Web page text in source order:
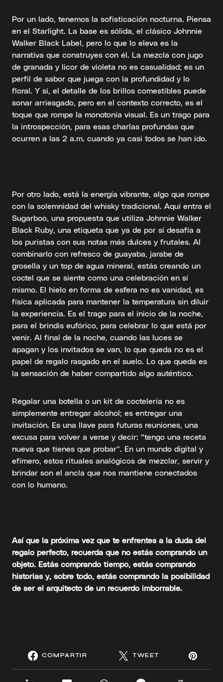
Por un lado, tenemos la sofisticación nocturna. Piensa
en el Starlight. La base es sólida, el clásico Johnnie
Walker Black Label, pero lo que lo eleva es la
narrativa que construyes con él. La mezcla con jugo
de granada y licor de violeta no es casualidad; es un
perfil de sabor que juega con la profundidad y lo
floral. Y sí, el detalle de los brillos comestibles puede
sonar arriesgado, pero en el contexto correcto, es el
toque que rompe la monotonía visual. Es un trago para
la introspección, para esas charlas profundas que
ocurren a las 2 a.m. cuando ya casi todos se han ido.
Por otro lado, está la energía vibrante, algo que rompe
con la solemnidad del whisky tradicional. Aquí entra el
Sugarboo, una propuesta que utiliza Johnnie Walker
Black Ruby, una etiqueta que ya de por sí desafía a
los puristas con sus notas más dulces y frutales. Al
combinarlo con refresco de guayaba, jarabe de
grosella y un top de agua mineral, estás creando un
coctel que se siente como una celebración en sí
mismo. El hielo en forma de esfera no es vanidad, es
física aplicada para mantener la temperatura sin diluir
la experiencia. Es el trago para el inicio de la noche,
para el brindis eufórico, para celebrar lo que está por
venir. Al final de la noche, cuando las luces se
apagan y los invitados se van, lo que queda no es el
papel de regalo rasgado en el suelo. Lo que queda es
la sensación de haber compartido algo auténtico.
Regalar una botella o un kit de coctelería no es
simplemente entregar alcohol; es entregar una
invitación. Es una llave para futuras reuniones, una
excusa para volver a verse y decir: “tengo una receta
nueva que tienes que probar”. En un mundo digital y
efímero, estos rituales analógicos de mezclar, servir y
brindar son el ancla que nos mantiene conectados
con lo humano.
Así que la próxima vez que te enfrentes a la duda del
regalo perfecto, recuerda que no estás comprando un
objeto. Estás comprando tiempo, estás comprando
historias y, sobre todo, estás comprando la posibilidad
de ser el arquitecto de un recuerdo imborrable.
COMPARTIR TWEET